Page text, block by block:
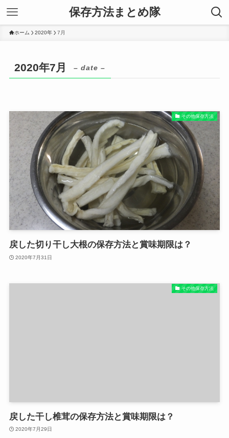
保存方法まとめ隊
ホーム 2020年 7月
2020年7月 – date –
その他保存方法
戻した切り干し大根の保存方法と賞味期限は？
2020年7月31日
その他保存方法
戻した干し椎茸の保存方法と賞味期限は？
2020年7月29日